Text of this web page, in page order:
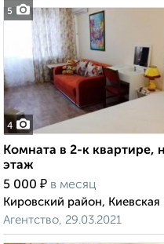
5
4
Комната в 2-к квартире,
этаж
5 000 ₽ в месяц
Кировский район, Киевская
Агентство, 29.03.2021